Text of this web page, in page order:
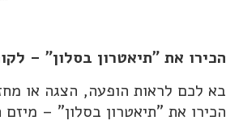
הכירו את "תיאטרון בסלון" –
בא לכם לראות הופעה, הצגה או
הכירו את "תיאטרון בסלון" –